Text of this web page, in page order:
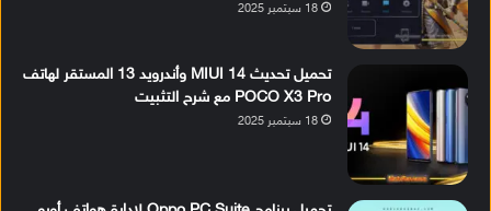
18 سبتمبر 2025
تحميل تحديث MIUI 14 وأندرويد 13 المستقر لهاتف
POCO X3 Pro مع شرح التثبيت
18 سبتمبر 2025